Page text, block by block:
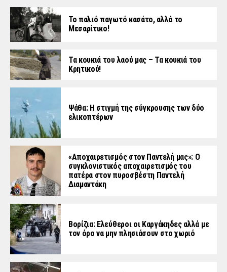
Το παλιό παγωτό κασάτο, αλλά το
Μεσαρίτικο!
Τα κουκιά του λαού μας – Τα κουκιά του
Κρητικού!
Ψάθα: Η στιγμή της σύγκρουσης των δύο
ελικοπτέρων
«Aποχαιρετισμός στον Παντελή μας»: Ο
συγκλονιστικός αποχαιρετισμός του
πατέρα στον πυροσβέστη Παντελή
Διαμαντάκη
Βορίζια: Ελεύθεροι οι Καργάκηδες αλλά με
τον όρο να μην πλησιάσουν στο χωριό